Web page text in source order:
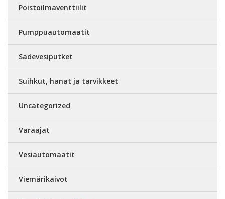
Poistoilmaventtiilit
Pumppuautomaatit
Sadevesiputket
Suihkut, hanat ja tarvikkeet
Uncategorized
Varaajat
Vesiautomaatit
Viemärikaivot